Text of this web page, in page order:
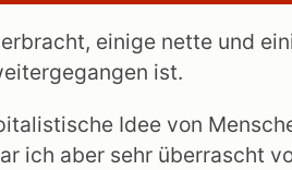
einige nette und
ist.
Idee von
ich aber sehr überrascht